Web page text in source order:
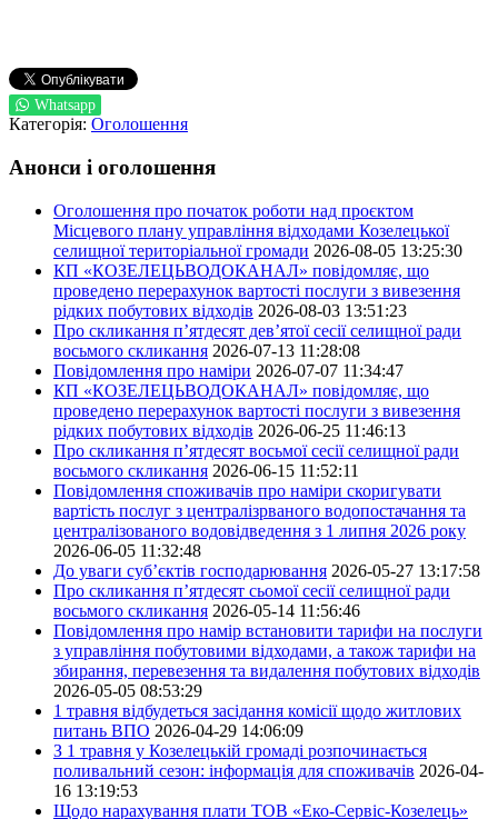
Whatsapp
Категорія: Оголошення
Анонси і оголошення
Оголошення про початок роботи над проєктом
Місцевого плану управління відходами Козелецької
селищної територіальної громади 2026-08-05 13:25:30
КП «КОЗЕЛЕЦЬВОДОКАНАЛ» повідомляє, що
проведено перерахунок вартості послуги з вивезення
рідких побутових відходів 2026-08-03 13:51:23
Про скликання п’ятдесят дев’ятої сесії селищної ради
восьмого скликання 2026-07-13 11:28:08
Повідомлення про наміри 2026-07-07 11:34:47
КП «КОЗЕЛЕЦЬВОДОКАНАЛ» повідомляє, що
проведено перерахунок вартості послуги з вивезення
рідких побутових відходів 2026-06-25 11:46:13
Про скликання п’ятдесят восьмої сесії селищної ради
восьмого скликання 2026-06-15 11:52:11
Повідомлення споживачів про наміри скоригувати
вартість послуг з централізрваного водопостачання та
централізованого водовідведення з 1 липня 2026 року
2026-06-05 11:32:48
До уваги суб’єктів господарювання 2026-05-27 13:17:58
Про скликання п’ятдесят сьомої сесії селищної ради
восьмого скликання 2026-05-14 11:56:46
Повідомлення про намір встановити тарифи на послуги
з управління побутовими відходами, а також тарифи на
збирання, перевезення та видалення побутових відходів
2026-05-05 08:53:29
1 травня відбудеться засідання комісії щодо житлових
питань ВПО 2026-04-29 14:06:09
З 1 травня у Козелецькій громаді розпочинається
поливальний сезон: інформація для споживачів 2026-04-
16 13:19:53
Щодо нарахування плати ТОВ «Еко-Сервіс-Козелець»